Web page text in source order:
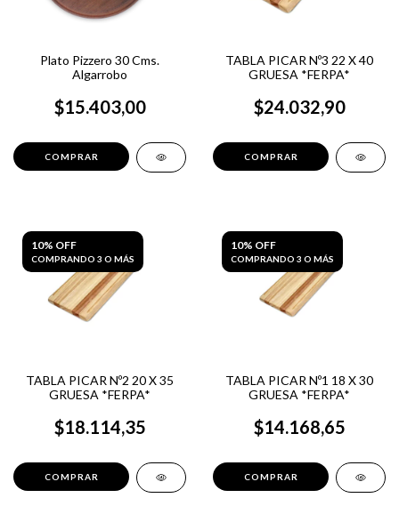
Plato Pizzero 30 Cms.
Algarrobo
$15.403,00
TABLA PICAR Nº3 22 X 40
GRUESA *FERPA*
$24.032,90
10% OFF
COMPRANDO 3 O MÁS
TABLA PICAR Nº2 20 X 35
GRUESA *FERPA*
$18.114,35
10% OFF
COMPRANDO 3 O MÁS
TABLA PICAR Nº1 18 X 30
GRUESA *FERPA*
$14.168,65